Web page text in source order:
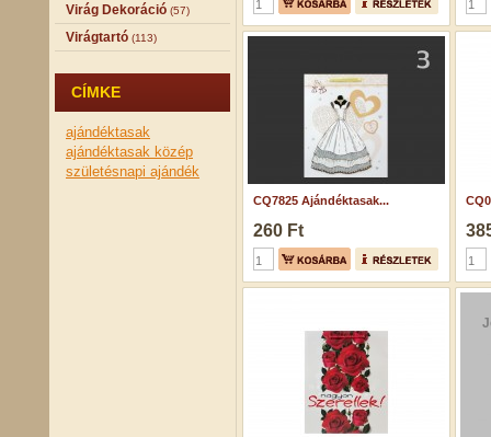
Virág Dekoráció (57)
Virágtartó (113)
CÍMKE
ajándéktasak
ajándéktasak közép
születésnapi ajándék
CQ7825 Ajándéktasak...
260 Ft